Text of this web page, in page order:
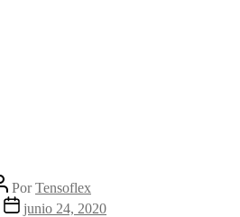
PorTensoflex
junio 24, 2020